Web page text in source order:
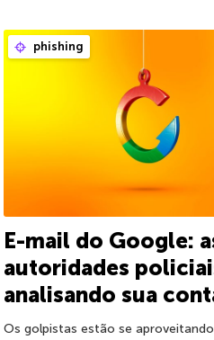
phishing
E-mail do Google:
autoridades
analisando sua
Os golpistas estão se